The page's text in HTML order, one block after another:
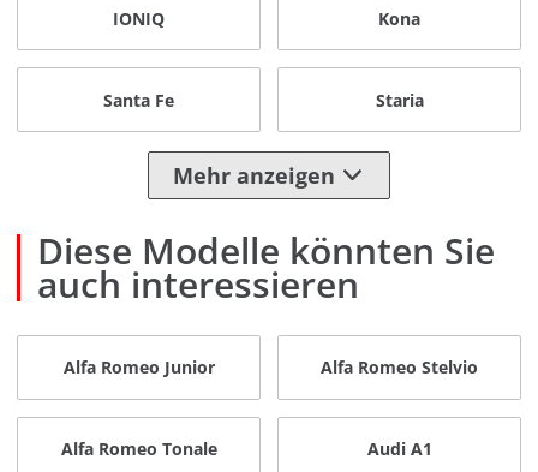
IONIQ Kona
Santa Fe Staria
Mehr anzeigen
Diese Modelle könnten Sie
auch interessieren
Alfa Romeo Junior Alfa Romeo Stelvio
Alfa Romeo Tonale Audi A1